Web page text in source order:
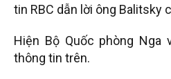
tin RBC dẫn lời ông Balitsky
Hiện Bộ Quốc phòng Nga
thông tin trên.